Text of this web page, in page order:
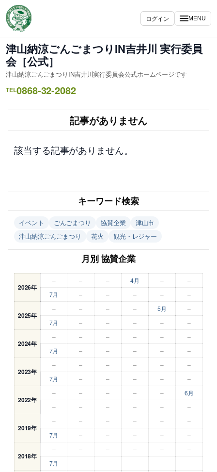
容
を
ス
キ
ッ
プ
ログイン MENU
津山納涼ごんごまつりIN吉井川 実行委員
会［公式］
津山納涼ごんごまつりIN吉井川実行委員会公式ホームページです
TEL0868-32-2082
記事がありません
該当する記事がありません。
キーワード検索
イベント ごんごまつり 協賛企業
津山市
津山納涼ごんごまつり
花火 観光・レジャー
月別 協賛企業
2026年
– – – 4月 –
–
7月
– – – – –
2025年
– – – – 5月
–
7月
– – – – –
2024年
– – – – –
–
7月
– – – – –
2023年
– – – – –
–
7月
– – – – –
2022年
– – – – –
6月
–
– – – – –
2019年
– – – – –
–
7月
– – – – –
2018年
– – – – –
–
7月
– – – – –